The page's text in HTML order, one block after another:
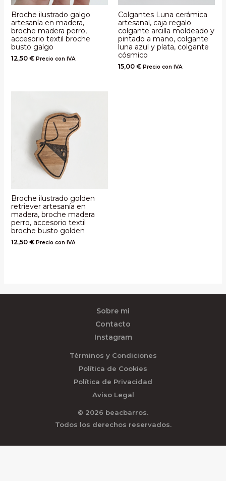
Broche ilustrado galgo
artesanía en madera,
broche madera perro,
accesorio textil broche
busto galgo
12,50 € Precio con IVA
Colgantes Luna cerámica
artesanal, caja regalo
colgante arcilla moldeado y
pintado a mano, colgante
luna azul y plata, colgante
cósmico
15,00 € Precio con IVA
Broche ilustrado golden
retriever artesanía en
madera, broche madera
perro, accesorio textil
broche busto golden
12,50 € Precio con IVA
Sobre mi
Contacto
Instagram
Términos y Condiciones
Política de Cookies
Política de Privacidad
Aviso Legal
© 2026 beacbarros.
Todos los derechos reservados.